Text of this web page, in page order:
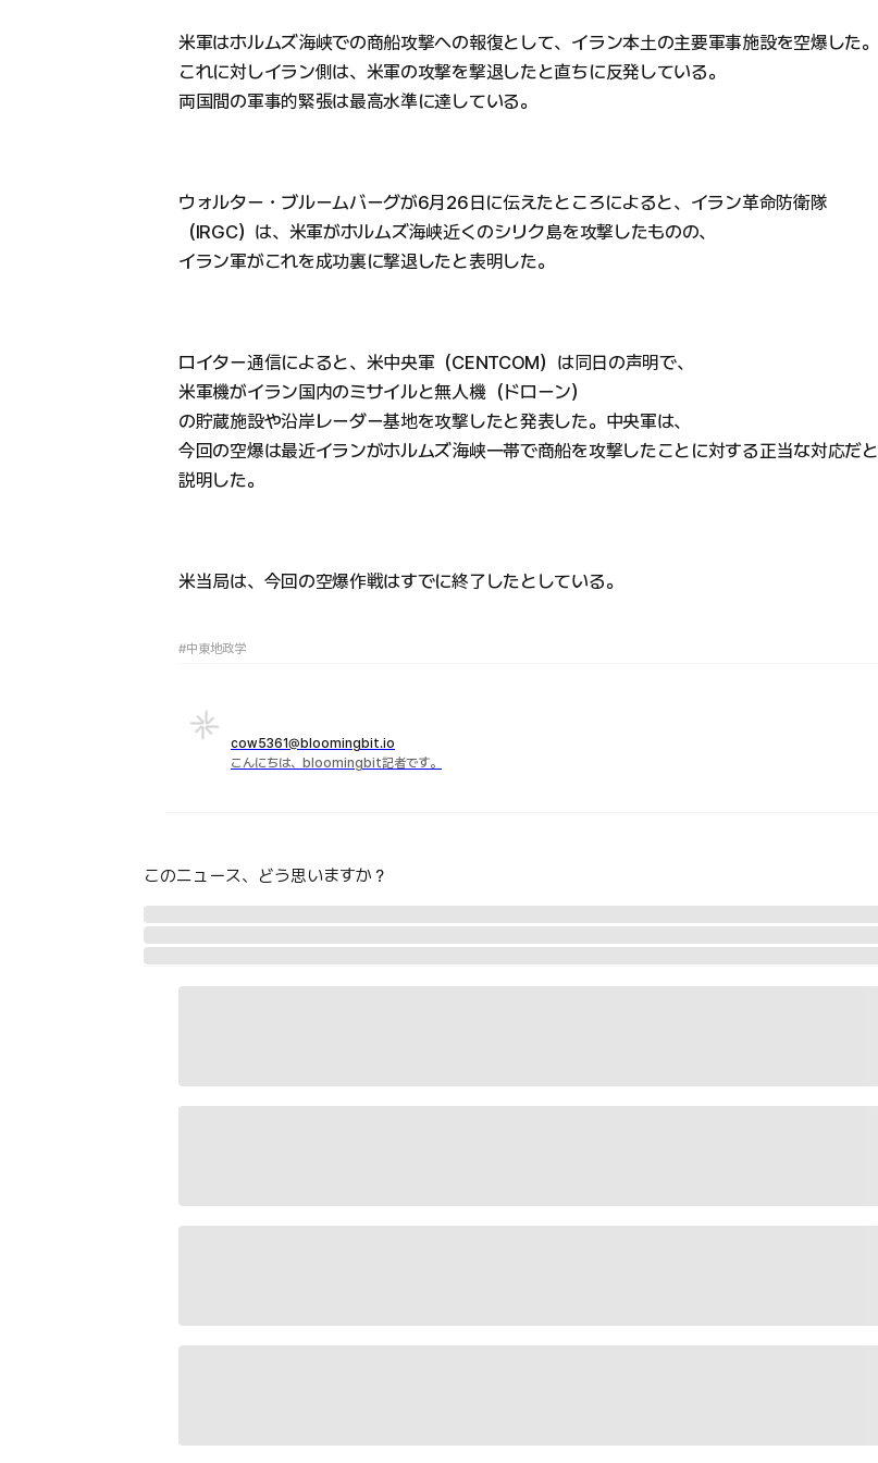
米軍はホルムズ海峡での商船攻撃への報復として、イラン本土の主要軍事施設を空爆した。
これに対しイラン側は、米軍の攻撃を撃退したと直ちに反発している。
両国間の軍事的緊張は最高水準に達している。
ウォルター・ブルームバーグが6月26日に伝えたところによると、イラン革命防衛隊
（IRGC）は、米軍がホルムズ海峡近くのシリク島を攻撃したものの、
イラン軍がこれを成功裏に撃退したと表明した。
ロイター通信によると、米中央軍（CENTCOM）は同日の声明で、
米軍機がイラン国内のミサイルと無人機（ドローン）
の貯蔵施設や沿岸レーダー基地を攻撃したと発表した。中央軍は、
今回の空爆は最近イランがホルムズ海峡一帯で商船を攻撃したことに対する正当な対応だと
説明した。
米当局は、今回の空爆作戦はすでに終了したとしている。
#中東地政学
cow5361@bloomingbit.io
こんにちは、bloomingbit記者です。
このニュース、どう思いますか？